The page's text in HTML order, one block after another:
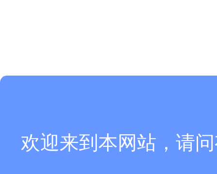
欢迎来到本网站，请